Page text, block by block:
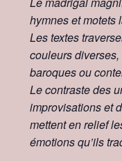
hymnes et motets
Les textes
couleurs
baroques ou
Le contraste des
improvisations et
mettent en relief
émotions qu’ils